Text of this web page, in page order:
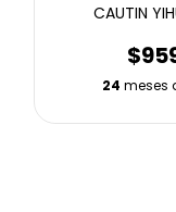
CAUTIN
24 meses